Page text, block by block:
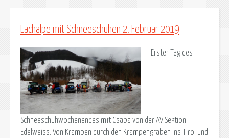
Lachalpe mit Schneeschuhen 2. Februar 2019
Erster Tag des
Schneeschuhwochenendes mit Csaba von der AV Sektion
Edelweiss. Von Krampen durch den Krampengraben ins Tirol und